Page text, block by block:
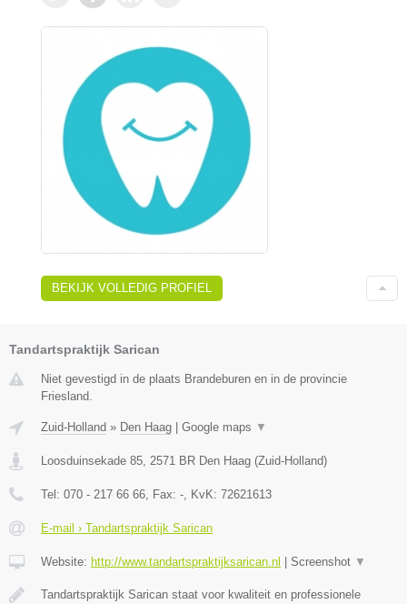
BEKIJK VOLLEDIG PROFIEL
Tandartspraktijk Sarican
Niet gevestigd in de plaats Brandeburen en in de provincie
Friesland.
Zuid-Holland » Den Haag Google maps ▼
Loosduinsekade 85, 2571 BR Den Haag (Zuid-Holland)
Tel: 070 - 217 66 66, Fax: -, KvK: 72621613
E-mail › Tandartspraktijk Sarican
Website: http://www.tandartspraktijksarican.nl Screenshot ▼
Tandartspraktijk Sarican staat voor kwaliteit en professionele